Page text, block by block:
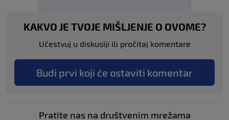
KAKVO JE TVOJE MIŠLJENJE O OVOME?
Učestvuj u diskusiji ili pročitaj komentare
Budi prvi koji će ostaviti komentar
Pratite nas na društvenim mrežama